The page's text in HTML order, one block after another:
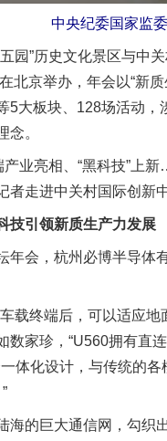
中央纪委国家监
”历史文化景区与中关
北京举办，年会以“新
5大板块、128场活动
念。
业亮相、“黑科技”上
者走进中关村国际创新
引领新质生产力发展
会，杭州必博半导体
终端后，可以适应地
数家珍，“U560拥有直
体化设计，与传统的
的巨大通信网，勾织